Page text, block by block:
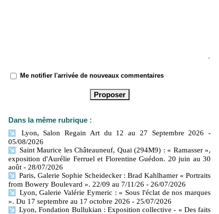
Me notifier l'arrivée de nouveaux commentaires
Dans la même rubrique :
Lyon, Salon Regain Art du 12 au 27 Septembre 2026
-
05/08/2026
Saint Maurice les Châteauneuf, Quai (294M9) : « Ramasser »,
exposition d'Aurélie Ferruel et Florentine Guédon. 20 juin au 30
août - 28/07/2026
Paris, Galerie Sophie Scheidecker : Brad Kahlhamer « Portraits
from Bowery Boulevard ». 22/09 au 7/11/26 - 26/07/2026
Lyon, Galerie Valérie Eymeric : « Sous l'éclat de nos marques
». Du 17 septembre au 17 octobre 2026 - 25/07/2026
Lyon, Fondation Bullukian : Exposition collective - « Des faits